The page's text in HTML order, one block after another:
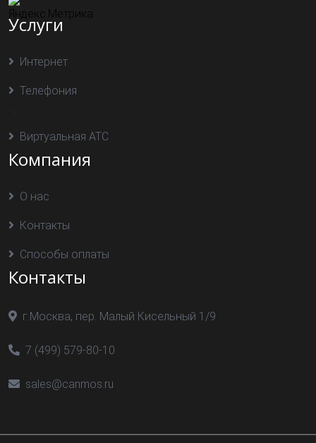
Услуги
Интернет
Телефония
Виртуальная АТС
Компания
О нас
Контакты
Способы оплаты
Контакты
г.Москва, пер. Малый Кисельный 1/9
7 (499) 579-80-10
sales@canmos.ru